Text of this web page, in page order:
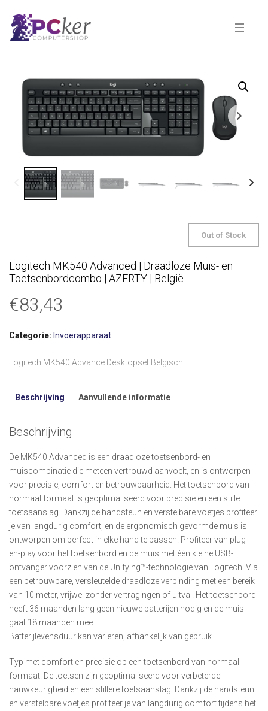
Out of Stock
Logitech MK540 Advanced | Draadloze Muis- en
Toetsenbordcombo | AZERTY | België
€83,43
Categorie: Invoerapparaat
Logitech MK540 Advance Desktopset Belgisch
Beschrijving Aanvullende informatie
Beschrijving
De MK540 Advanced is een draadloze toetsenbord- en
muiscombinatie die meteen vertrouwd aanvoelt, en is ontworpen
voor precisie, comfort en betrouwbaarheid. Het toetsenbord van
normaal formaat is geoptimaliseerd voor precisie en een stille
toetsaanslag. Dankzij de handsteun en verstelbare voetjes profiteer
je van langdurig comfort, en de ergonomisch gevormde muis is
ontworpen om perfect in elke hand te passen. Profiteer van plug-
en-play voor het toetsenbord en de muis met één kleine USB-
ontvanger voorzien van de Unifying™-technologie van Logitech. Via
een betrouwbare, versleutelde draadloze verbinding met een bereik
van 10 meter, vrijwel zonder vertragingen of uitval. Het toetsenbord
heeft 36 maanden lang geen nieuwe batterijen nodig en de muis
gaat 18 maanden mee.
Batterijlevensduur kan variëren, afhankelijk van gebruik.
Typ met comfort en precisie op een toetsenbord van normaal
formaat. De toetsen zijn geoptimaliseerd voor verbeterde
nauwkeurigheid en een stillere toetsaanslag. Dankzij de handsteun
en verstelbare voetjes profiteer je van langdurig comfort tijdens het